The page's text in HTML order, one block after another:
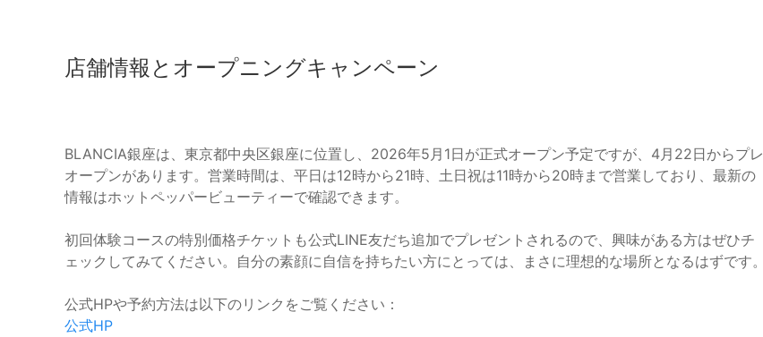
店舗情報とオープニングキャンペーン
BLANCIA銀座は、東京都中央区銀座に位置し、2026年5月1日が正式オープン予定ですが、4月22日からプレ
オープンがあります。営業時間は、平日は12時から21時、土日祝は11時から20時まで営業しており、最新の
情報はホットペッパービューティーで確認できます。
初回体験コースの特別価格チケットも公式LINE友だち追加でプレゼントされるので、興味がある方はぜひチ
ェックしてみてください。自分の素顔に自信を持ちたい方にとっては、まさに理想的な場所となるはずです。
公式HPや予約方法は以下のリンクをご覧ください：
公式HP